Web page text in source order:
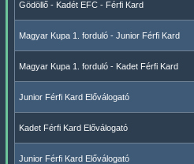
Gödöllő - Kadét EFC - Férfi Kard
Magyar Kupa 1. forduló - Junior Férfi Kard
Magyar Kupa 1. forduló - Kadet Férfi Kard
Junior Férfi Kard Előválogató
Kadet Férfi Kard Előválogató
Junior Férfi Kard Előválogató